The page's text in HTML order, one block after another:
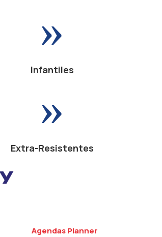
»
Infantiles
»
Extra-Resistentes
Agendas Planner